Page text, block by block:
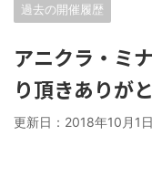
過去の開催履歴
アニクラ・ミ
り頂きありが
更新日： 2018年10月1日